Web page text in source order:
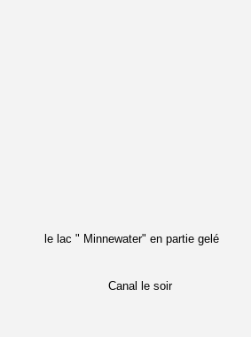
le lac " Minnewater" en partie gelé